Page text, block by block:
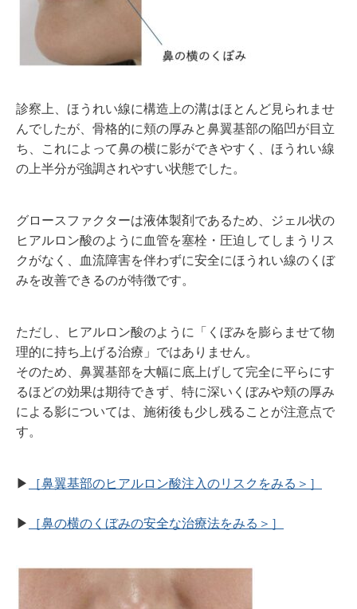
診察上、ほうれい線に構造上の溝はほとんど見られませ
んでしたが、骨格的に頬の厚みと鼻翼基部の陥凹が目立
ち、これによって鼻の横に影ができやすく、ほうれい線
の上半分が強調されやすい状態でした。
グロースファクターは液体製剤であるため、ジェル状の
ヒアルロン酸のように血管を塞栓・圧迫してしまうリス
クがなく、血流障害を伴わずに安全にほうれい線のくぼ
みを改善できるのが特徴です。
ただし、ヒアルロン酸のように「くぼみを膨らませて物
理的に持ち上げる治療」ではありません。
そのため、鼻翼基部を大幅に底上げして完全に平らにす
るほどの効果は期待できず、特に深いくぼみや頬の厚み
による影については、施術後も少し残ることが注意点で
す。
▶︎ ［鼻翼基部のヒアルロン酸注入のリスクをみる＞］
▶︎ ［鼻の横のくぼみの安全な治療法をみる＞］